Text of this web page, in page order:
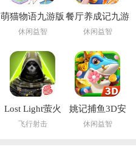
萌猫物语九游版
休闲益智
餐厅养成记九游
版
休闲益智
Lost Light萤火
突击手游下载国
飞行射击
姚记捕鱼3D安
卓版正版手游
休闲益智